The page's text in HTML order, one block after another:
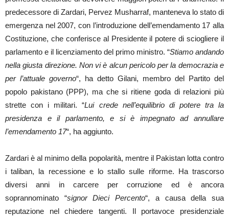
predecessore di Zardari, Pervez Musharraf, manteneva lo stato di
emergenza nel 2007, con l’introduzione dell’emendamento 17 alla
Costituzione, che conferisce al Presidente il potere di sciogliere il
parlamento e il licenziamento del primo ministro. “Stiamo andando
nella giusta direzione. Non vi è alcun pericolo per la democrazia e
per l’attuale governo“, ha detto Gilani, membro del Partito del
popolo pakistano (PPP), ma che si ritiene goda di relazioni più
strette con i militari. “Lui crede nell’equilibrio di potere tra la
presidenza e il parlamento, e si è impegnato ad annullare
l’emendamento 17“, ha aggiunto.
Zardari è al minimo della popolarità, mentre il Pakistan lotta contro
i taliban, la recessione e lo stallo sulle riforme. Ha trascorso
diversi anni in carcere per corruzione ed è ancora
soprannominato “signor Dieci Percento“, a causa della sua
reputazione nel chiedere tangenti. Il portavoce presidenziale